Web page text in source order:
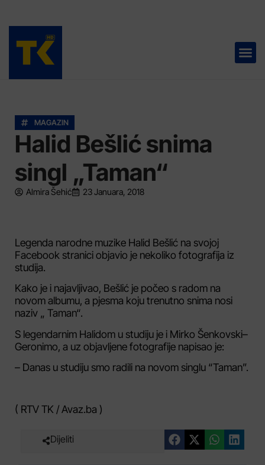
MAGAZIN
Halid Bešlić snima
singl „Taman“
Almira Šehić 23 Januara, 2018
Legenda narodne muzike Halid Bešlić na svojoj
Facebook stranici objavio je nekoliko fotografija iz
studija.
Kako je i najavljivao, Bešlić je počeo s radom na
novom albumu, a pjesma koju trenutno snima nosi
naziv „ Taman“.
S legendarnim Halidom u studiju je i Mirko Šenkovski–
Geronimo, a uz objavljene fotografije napisao je:
– Danas u studiju smo radili na novom singlu “Taman”.
( RTV TK / Avaz.ba )
Dijeliti